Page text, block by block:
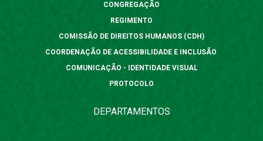
CONGREGAÇÃO
REGIMENTO
COMISSÃO DE DIREITOS HUMANOS (CDH)
COORDENAÇÃO DE ACESSIBILIDADE E INCLUSÃO
COMUNICAÇÃO - IDENTIDADE VISUAL
PROTOCOLO
DEPARTAMENTOS